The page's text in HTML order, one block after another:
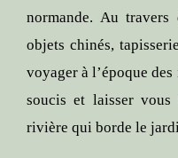
normande. Au
objets chinés,
voyager à l’époque
soucis et laisser
rivière qui borde le